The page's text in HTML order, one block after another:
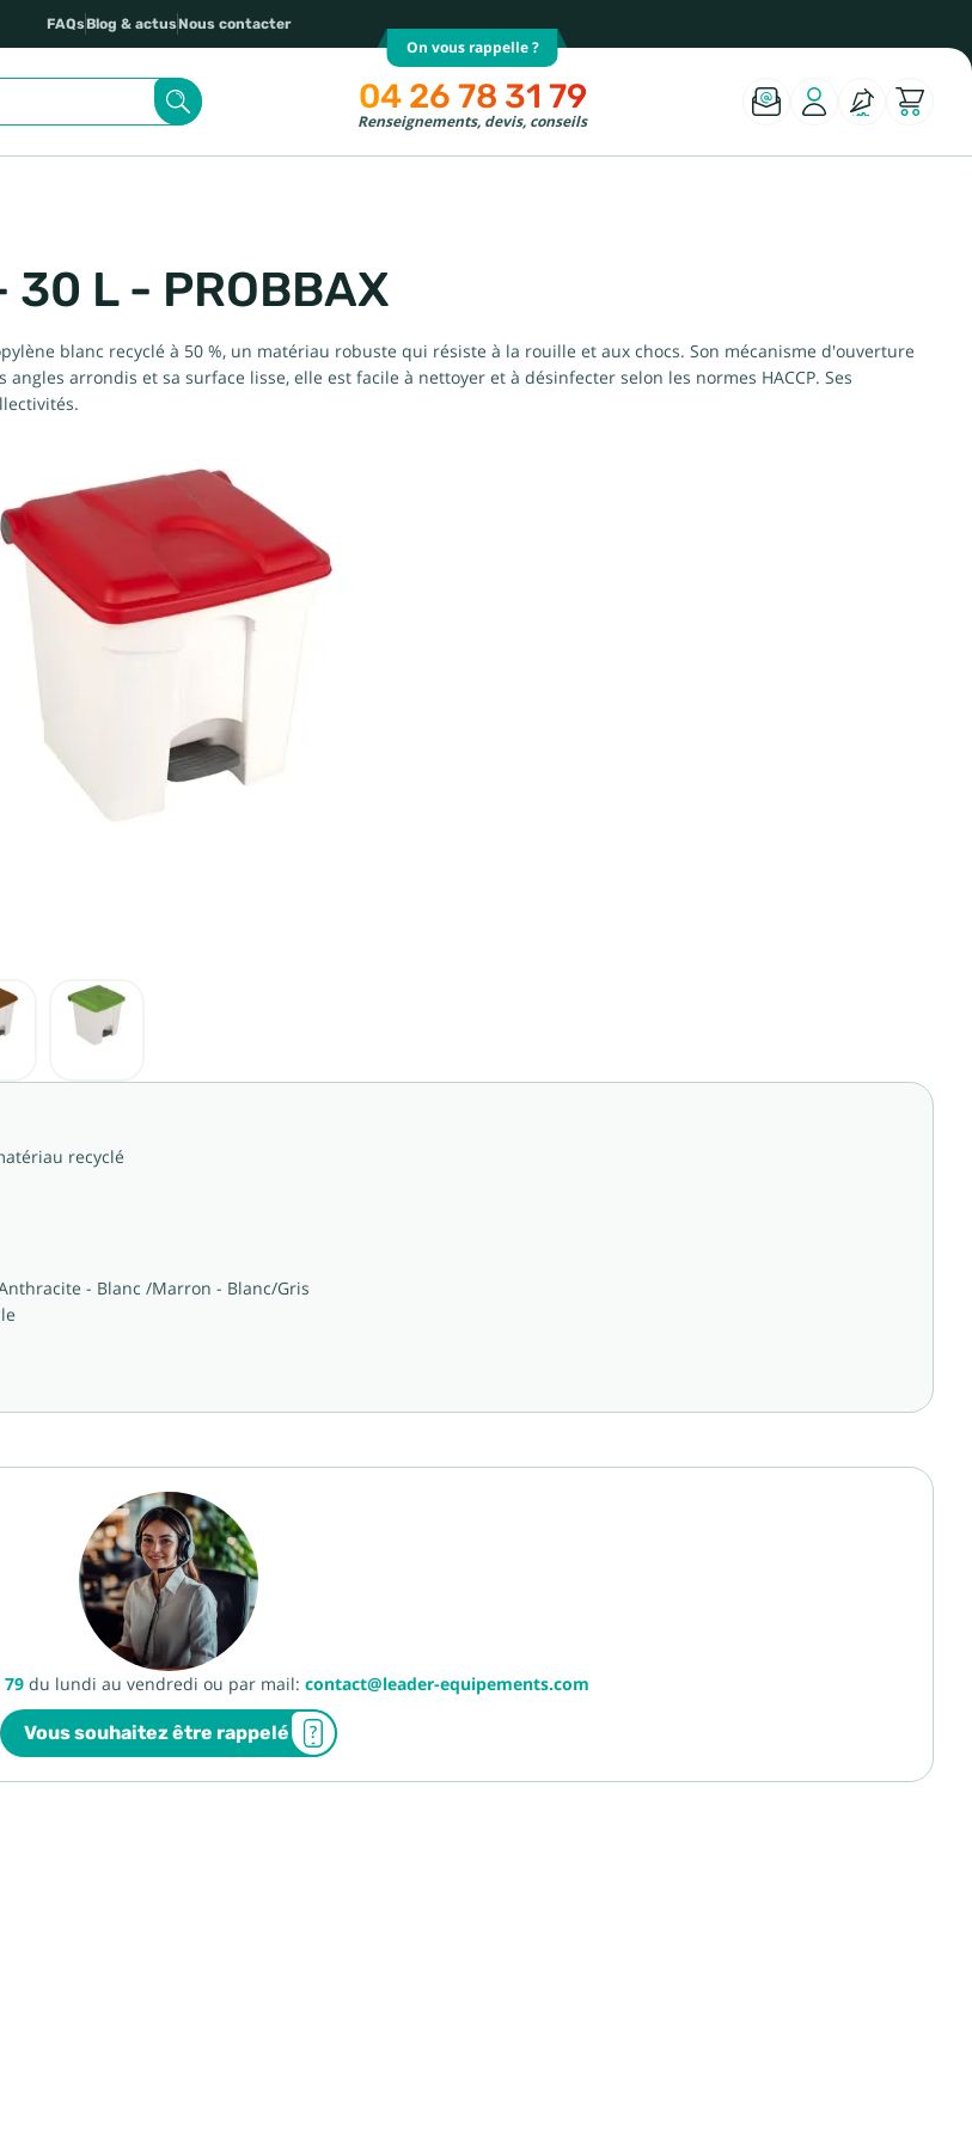
FAQsBlog & actusNous contacter
On vous rappelle ?
04 26 78 31 79
Renseignements, devis, conseils
L - PROBBAX
blanc recyclé à 50 %, un matériau robuste qui résiste à la rouille et aux chocs. Son mécanisme d'ouverture
arrondis et sa surface lisse, elle est facile à nettoyer et à désinfecter selon les normes HACCP. Ses
recyclé
- Blanc /Marron - Blanc/Gris
79du lundi au vendredi ou par mail: contact@leader-equipements.com
Vous souhaitez être rappelé